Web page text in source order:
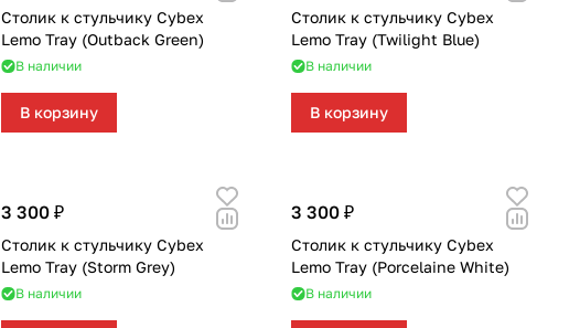
Столик к стульчику Cybex
Lemo Tray (Outback Green)
В наличии
В корзину
Столик к стульчику Cybex
Lemo Tray (Twilight Blue)
В наличии
В корзину
3 300 ₽
Столик к стульчику Cybex
Lemo Tray (Storm Grey)
В наличии
3 300 ₽
Столик к стульчику Cybex
Lemo Tray (Porcelaine White)
В наличии